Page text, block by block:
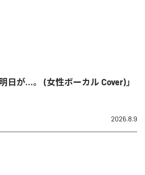
日が…。 (女性ボーカル Cover)」
2026.8.9